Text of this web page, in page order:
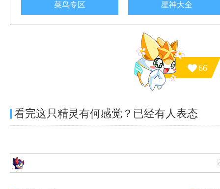
菜鸟专区 星神大全
66
看完这只精灵有何感觉？已经有人表态